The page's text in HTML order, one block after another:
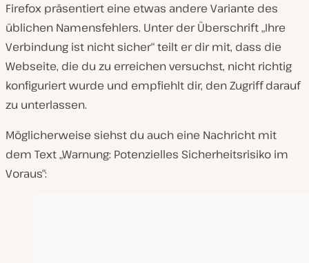
Firefox präsentiert eine etwas andere Variante des
üblichen Namensfehlers. Unter der Überschrift „Ihre
Verbindung ist nicht sicher“ teilt er dir mit, dass die
Webseite, die du zu erreichen versuchst, nicht richtig
konfiguriert wurde und empfiehlt dir, den Zugriff darauf
zu unterlassen.
Möglicherweise siehst du auch eine Nachricht mit
dem Text „Warnung: Potenzielles Sicherheitsrisiko im
Voraus“: